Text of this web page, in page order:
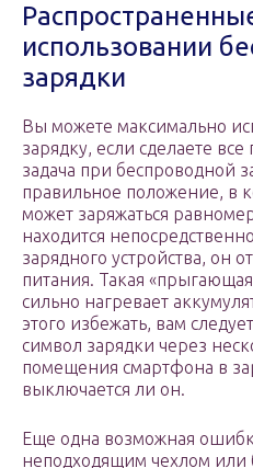
использовании
зарядки
Вы можете максимально
зарядку, если сделаете
задача при беспроводной
правильное положение, в
может заряжаться
находится
зарядного устройства, он
питания. Такая
сильно нагревает
этого избежать, вам
символ зарядки через
помещения смартфона в
выключается ли он.
Еще одна возможная
неподходящим чехлом или